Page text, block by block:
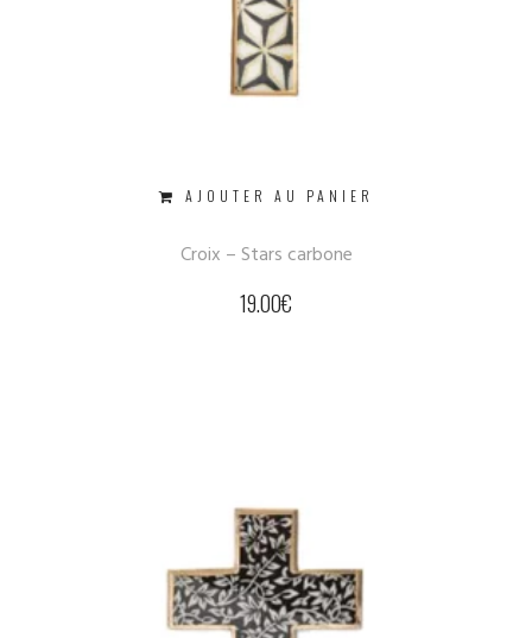
AJOUTER AU PANIER
Croix – Stars carbone
19.00€